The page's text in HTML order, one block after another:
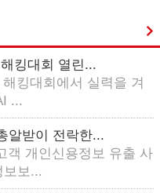
킹대회 열린...
킹대회에서 실력을 겨
...
알받이 전락한...
객 개인신용정보 유출 사
보보...